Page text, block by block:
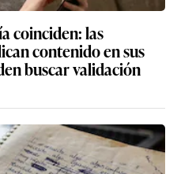
coinciden: las
contenido en sus
buscar validación